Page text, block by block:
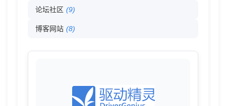
论坛社区 (9)
博客网站 (8)